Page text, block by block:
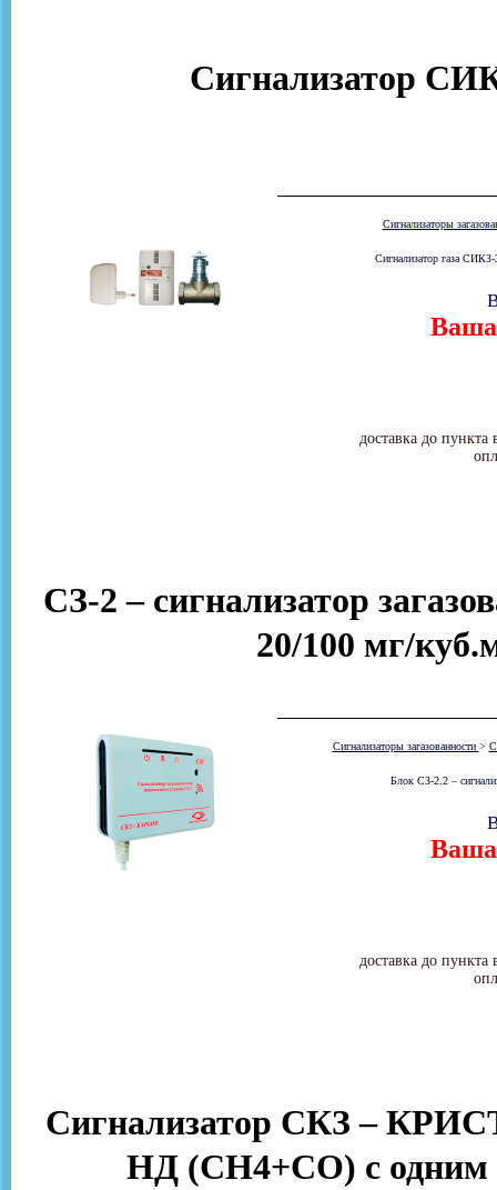
Сигнализатор
Сигнализаторы
Сигнализатор газа
Ваша
доставка до
СЗ-2 – сигнализатор
20/100 мг/
Сигнализаторы загазованности >
Блок СЗ-2.2 –
Ваша
доставка до
Сигнализатор СКЗ –
НД (СН4+CO) с одним